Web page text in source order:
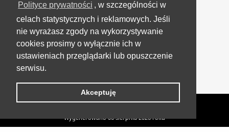
Polityce prywatności , w szczególności w
celach statystycznych i reklamowych. Jeśli
nie wyrażasz zgody na wykorzystywanie
cookies prosimy o wyłącznie ich w
ustawieniach przeglądarki lub opuszczenie
serwisu.
Akceptuję
Facebook
Grupa Testerzy Videotestów
YouTube
Twitter
VideoTesty.pl Wszelkie prawa zastrzeżone
Wygenerowano 06 sierpnia 2026 roku